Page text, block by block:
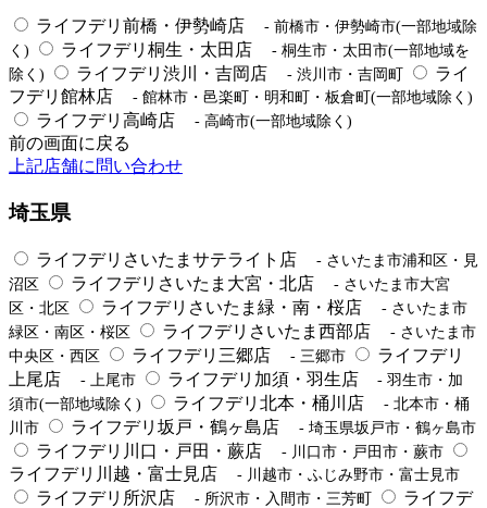
ライフデリ前橋・伊勢崎店
- 前橋市・伊勢崎市(一部地域除
く)
ライフデリ桐生・太田店
- 桐生市・太田市(一部地域を
除く)
ライフデリ渋川・吉岡店 - 渋川市・吉岡町
ライ
フデリ館林店
- 館林市・邑楽町・明和町・板倉町(一部地域除く)
ライフデリ高崎店 - 高崎市(一部地域除く)
前の画面に戻る
上記店舗に問い合わせ
埼玉県
ライフデリさいたまサテライト店
- さいたま市浦和区・見
沼区
ライフデリさいたま大宮・北店
- さいたま市大宮
区・北区
ライフデリさいたま緑・南・桜店
- さいたま市
緑区・南区・桜区
ライフデリさいたま西部店
- さいたま市
中央区・西区
ライフデリ三郷店 - 三郷市
ライフデリ
上尾店
- 上尾市 ライフデリ加須・羽生店
- 羽生市・加
須市(一部地域除く)
ライフデリ北本・桶川店
- 北本市・桶
川市
ライフデリ坂戸・鶴ヶ島店 - 埼玉県坂戸市・鶴ヶ島市
ライフデリ川口・戸田・蕨店 - 川口市・戸田市・蕨市
ライフデリ川越・富士見店 - 川越市・ふじみ野市・富士見市
ライフデリ所沢店 - 所沢市・入間市・三芳町
ライフデ